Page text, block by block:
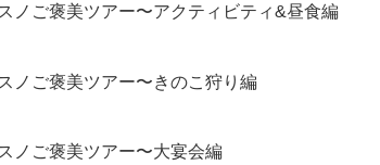
ノご褒美ツアー〜アクティビティ&昼⾷編
ノご褒美ツアー〜きのこ狩り編
ノご褒美ツアー〜⼤宴会編